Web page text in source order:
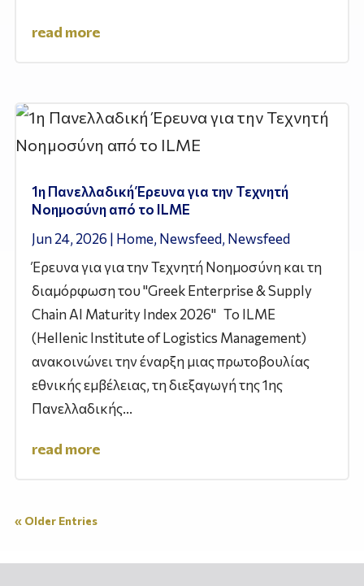
read more
1η Πανελλαδική Έρευνα για την Τεχνητή
Νοημοσύνη από το ILME
Jun 24, 2026 | Home, Newsfeed, Newsfeed
Έρευνα για για την Τεχνητή Νοημοσύνη και τη
διαμόρφωση του "Greek Enterprise & Supply
Chain AI Maturity Index 2026" Το ILME
(Hellenic Institute of Logistics Management)
ανακοινώνει την έναρξη μιας πρωτοβουλίας
εθνικής εμβέλειας, τη διεξαγωγή της 1ης
Πανελλαδικής...
read more
« Older Entries